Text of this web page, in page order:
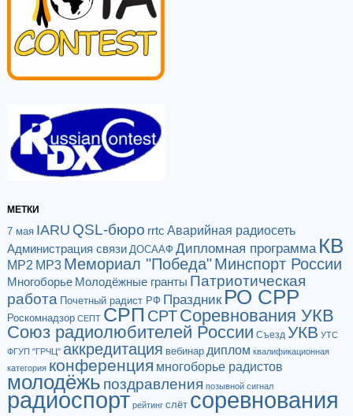
МЕТКИ
7 мая IARU QSL-бюро rrtc Аварийная радиосеть
Администрация связи ДОСААФ Дипломная программа КВ
МР2 МР3 Мемориал "Победа"Минспорт России
Многоборье Молодёжные гранты Патриотическая
работа Почетный радист РФ Праздник РО СРР
Роскомнадзор СЕПТ СРП СРТСоревнования УКВ
Союз радиолюбителей России Съезд УКВ УТС
ФГУП "ГРЧЦ" аккредитация вебинар диплом квалификационная
категория конференция многоборье радистов
молодёжь поздравления позывной сигнал
радиоспорт рейтинг слёт соревнования